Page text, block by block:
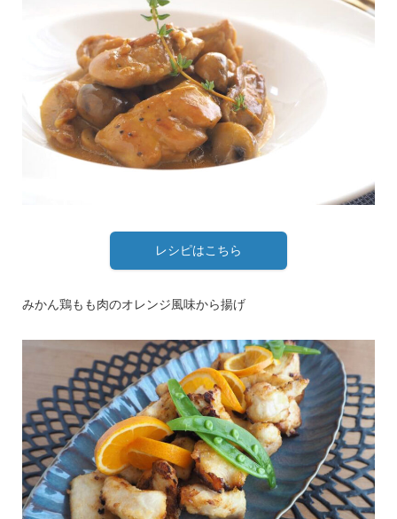
レシピはこちら
みかん鶏もも肉のオレンジ風味から揚げ